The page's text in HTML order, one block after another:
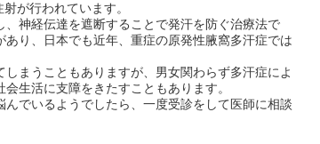
が行われています。
神経伝達を遮断することで発汗を防ぐ治療法で
り、日本でも近年、重症の原発性腋窩多汗症では
まうこともありますが、男女関わらず多汗症によ
生活に支障をきたすこともあります。
でいるようでしたら、一度受診をして医師に相談